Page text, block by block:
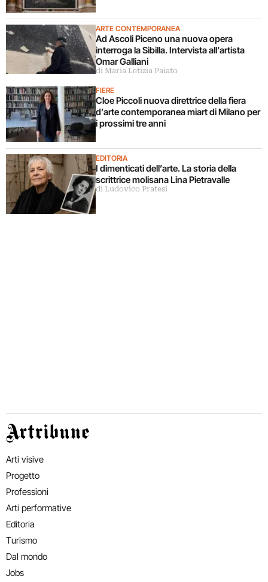
ARTE CONTEMPORANEA
Ad Ascoli Piceno una nuova opera
interroga la Sibilla. Intervista all’artista
Omar Galliani
di Maria Letizia Paiato
FIERE
Cloe Piccoli nuova direttrice della fiera
d’arte contemporanea miart di Milano per
i prossimi tre anni
EDITORIA
I dimenticati dell’arte. La storia della
scrittrice molisana Lina Pietravalle
di Ludovico Pratesi
Artribune
Arti visive
Progetto
Professioni
Arti performative
Editoria
Turismo
Dal mondo
Jobs